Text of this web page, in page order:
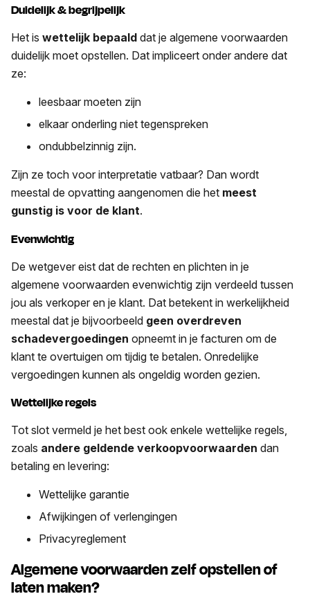
Duidelijk & begrijpelijk
Het is wettelijk bepaald dat je algemene voorwaarden
duidelijk moet opstellen. Dat impliceert onder andere dat
ze:
leesbaar moeten zijn
elkaar onderling niet tegenspreken
ondubbelzinnig zijn.
Zijn ze toch voor interpretatie vatbaar? Dan wordt
meestal de opvatting aangenomen die het meest
gunstig is voor de klant.
Evenwichtig
De wetgever eist dat de rechten en plichten in je
algemene voorwaarden evenwichtig zijn verdeeld tussen
jou als verkoper en je klant. Dat betekent in werkelijkheid
meestal dat je bijvoorbeeld geen overdreven
schadevergoedingen opneemt in je facturen om de
klant te overtuigen om tijdig te betalen. Onredelijke
vergoedingen kunnen als ongeldig worden gezien.
Wettelijke regels
Tot slot vermeld je het best ook enkele wettelijke regels,
zoals andere geldende verkoopvoorwaarden dan
betaling en levering:
Wettelijke garantie
Afwijkingen of verlengingen
Privacyreglement
Algemene voorwaarden zelf opstellen of
laten maken?